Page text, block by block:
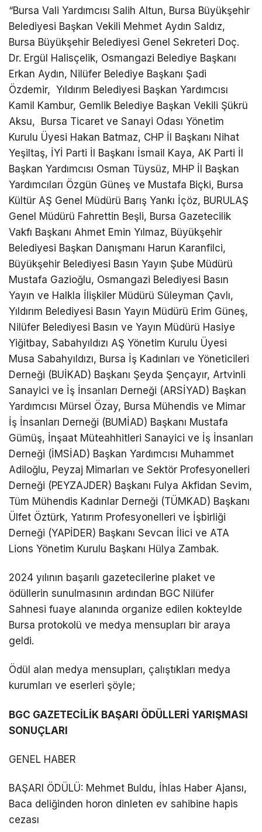
“Bursa Vali Yardımcısı Salih Altun, Bursa Büyükşehir
Belediyesi Başkan Vekili Mehmet Aydın Saldız,
Bursa Büyükşehir Belediyesi Genel Sekreteri Doç.
Dr. Ergül Halisçelik, Osmangazi Belediye Başkanı
Erkan Aydın, Nilüfer Belediye Başkanı Şadi
Özdemir, Yıldırım Belediyesi Başkan Yardımcısı
Kamil Kambur, Gemlik Belediye Başkan Vekili Şükrü
Aksu, Bursa Ticaret ve Sanayi Odası Yönetim
Kurulu Üyesi Hakan Batmaz, CHP İl Başkanı Nihat
Yeşiltaş, İYİ Parti İl Başkanı İsmail Kaya, AK Parti İl
Başkan Yardımcısı Osman Tüysüz, MHP İl Başkan
Yardımcıları Özgün Güneş ve Mustafa Biçki, Bursa
Kültür AŞ Genel Müdürü Barış Yankı İçöz, BURULAŞ
Genel Müdürü Fahrettin Beşli, Bursa Gazetecilik
Vakfı Başkanı Ahmet Emin Yılmaz, Büyükşehir
Belediyesi Başkan Danışmanı Harun Karanfilci,
Büyükşehir Belediyesi Basın Yayın Şube Müdürü
Mustafa Gazioğlu, Osmangazi Belediyesi Basın
Yayın ve Halkla İlişkiler Müdürü Süleyman Çavlı,
Yıldırım Belediyesi Basın Yayın Müdürü Erim Güneş,
Nilüfer Belediyesi Basın ve Yayın Müdürü Hasiye
Yiğitbay, Sabahyıldızı AŞ Yönetim Kurulu Üyesi
Musa Sabahyıldızı, Bursa İş Kadınları ve Yöneticileri
Derneği (BUİKAD) Başkanı Şeyda Şençayır, Artvinli
Sanayici ve İş İnsanları Derneği (ARSİYAD) Başkan
Yardımcısı Mürsel Özay, Bursa Mühendis ve Mimar
İş İnsanları Derneği (BUMİAD) Başkanı Mustafa
Gümüş, İnşaat Müteahhitleri Sanayici ve İş İnsanları
Derneği (İMSİAD) Başkan Yardımcısı Muhammet
Adiloğlu, Peyzaj Mimarları ve Sektör Profesyonelleri
Derneği (PEYZAJDER) Başkanı Fulya Akfidan Sevim,
Tüm Mühendis Kadınlar Derneği (TÜMKAD) Başkanı
Ülfet Öztürk, Yatırım Profesyonelleri ve İşbirliği
Derneği (YAPİDER) Başkanı Sevcan İlici ve ATA
Lions Yönetim Kurulu Başkanı Hülya Zambak.
2024 yılının başarılı gazetecilerine plaket ve
ödüllerin sunulmasının ardından BGC Nilüfer
Sahnesi fuaye alanında organize edilen kokteylde
Bursa protokolü ve medya mensupları bir araya
geldi.
Ödül alan medya mensupları, çalıştıkları medya
kurumları ve eserleri şöyle;
BGC GAZETECİLİK BAŞARI ÖDÜLLERİ YARIŞMASI
SONUÇLARI
GENEL HABER
BAŞARI ÖDÜLÜ: Mehmet Buldu, İhlas Haber Ajansı,
Baca deliğinden horon dinleten ev sahibine hapis
cezası